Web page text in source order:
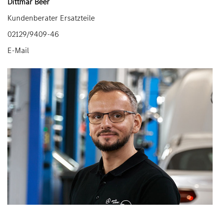
Kundenberater Ersatzteile
02129/9409-46
E-Mail